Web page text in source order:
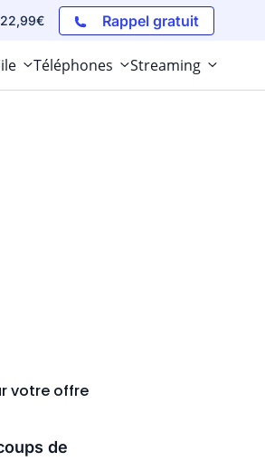
Rappel gratuit
Téléphones Streaming
votre offre
de